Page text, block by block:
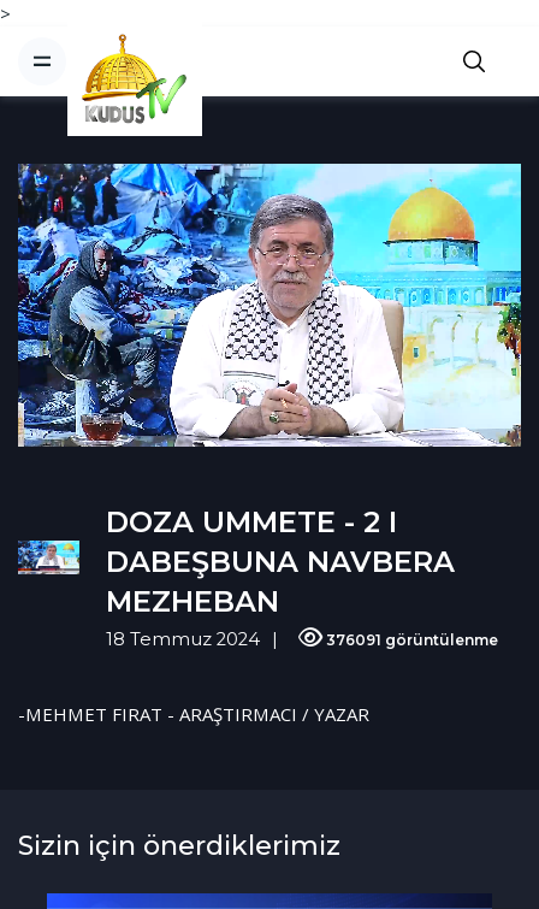
>
DOZA UMMETE - 2 I
DABEŞBUNA NAVBERA
MEZHEBAN
18 Temmuz 2024 376091 görüntülenme
-MEHMET FIRAT - ARAŞTIRMACI / YAZAR
Sizin için önerdiklerimiz